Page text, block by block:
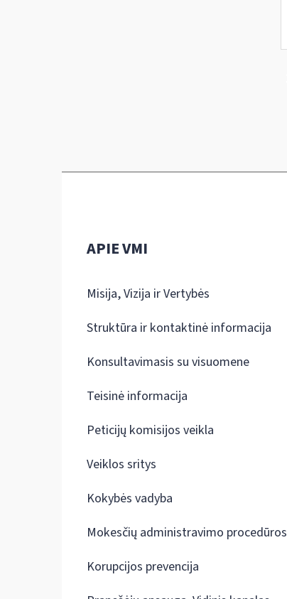
APIE VMI
Misija, Vizija ir Vertybės
Struktūra ir kontaktinė informacija
Konsultavimasis su visuomene
Teisinė informacija
Peticijų komisijos veikla
Veiklos sritys
Kokybės vadyba
Mokesčių administravimo procedūros
Korupcijos prevencija